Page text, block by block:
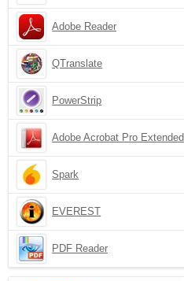
Adobe Reader
QTranslate
PowerStrip
Adobe Acrobat Pro Extended
Spark
EVEREST
PDF Reader